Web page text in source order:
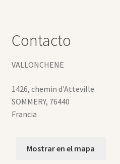
Contacto
VALLONCHENE
1426, chemin d'Atteville
SOMMERY, 76440
Francia
Mostrar en el mapa